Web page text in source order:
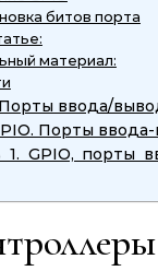
битов порта
материал:
ввода/
Порты
1. GPIO, порты